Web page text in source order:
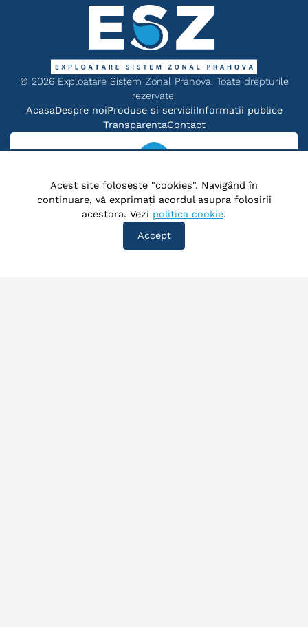
Locatie
Comuna Blejoi, Sat Blejoi, Str. Republicii, Nr. 23, Judet
Prahova, Cod postal 107070
© 2026Exploatare Sistem Zonal Prahova. Toate drepturile
rezervate.
AcasaDespre noiProduse si serviciiInformatii publice
TransparentaContact
Acest site folosește "cookies". Navigând în
continuare, vă exprimați acordul asupra folosirii
acestora. Vezi politica cookie.
Accept